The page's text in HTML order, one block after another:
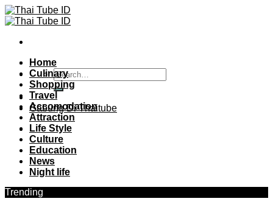
Skip
to
Gabung Di Thaitube
Home
Culinary
Shopping
Travel
Accomodation
Attraction
Life Style
Culture
Education
News
Night life
Trending